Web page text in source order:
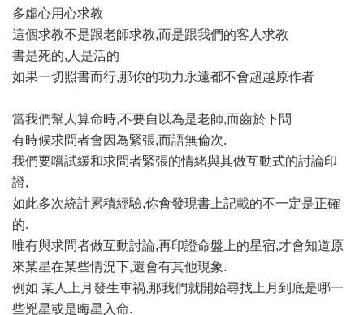
多虛心用心求教
這個求教不是跟老師求教,而是跟我們的客人求教
書是死的,人是活的
如果一切照書而行,那你的功力永遠都不會超越原作者
當我們幫人算命時,不要自以為是老師,而齒於下問
有時候求問者會因為緊張,而語無倫次.
我們要嚐試緩和求問者緊張的情緒與其做互動式的討論印
證,
如此多次統計累積經驗,你會發現書上記載的不一定是正確
的.
唯有與求問者做互動討論,再印證命盤上的星宿,才會知道原
來某星在某些情況下,還會有其他現象.
例如 某人上月發生車禍,那我們就開始尋找上月到底是哪一
些兇星或是晦星入命.